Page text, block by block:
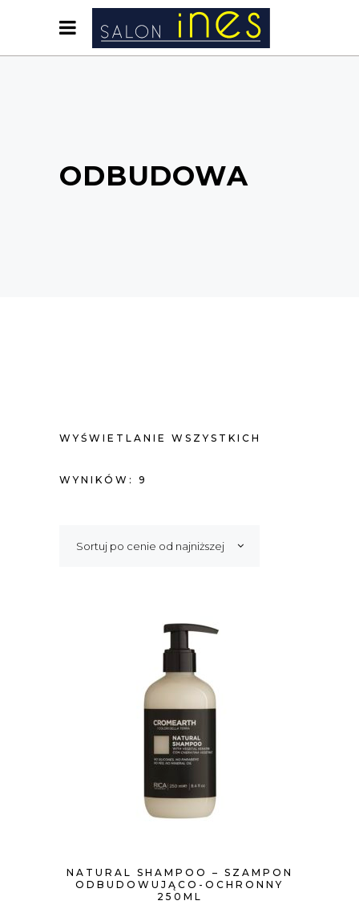
ODBUDOWA
WYŚWIETLANIE WSZYSTKICH
WYNIKÓW: 9
NISKIEJ
DO
WYSOKIEJ
Sortuj po cenie od najniższej
NATURAL SHAMPOO – SZAMPON
ODBUDOWUJĄCO-OCHRONNY
250ML